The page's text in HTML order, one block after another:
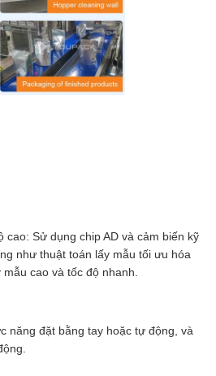
cao: Sử dụng chip AD và cảm biến kỹ
như thuật toán lấy mẫu tối ưu hóa
cao và tốc độ nhanh.
năng đặt bằng tay hoặc tự động, và